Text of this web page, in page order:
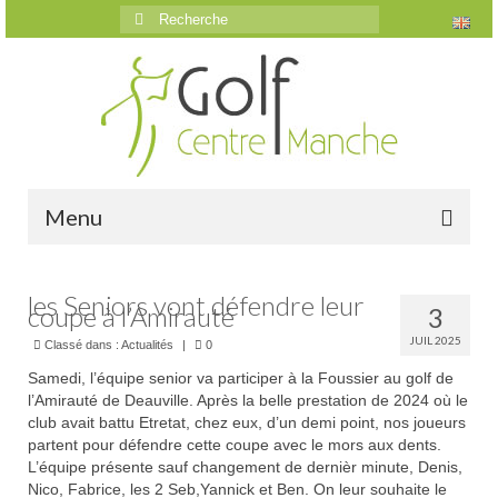
Rechercher
:
Menu
Le golf
Présentation
Parcours
Vidéos trou par trou
3
JUIL 2025
les Seniors vont défendre leur
coupe à l’Amirauté
Classé dans : Actualités | 0
Samedi, l’équipe senior va participer à la Foussier au golf de
l’Amirauté de Deauville. Après la belle prestation de 2024 où le
club avait battu Etretat, chez eux, d’un demi point, nos joueurs
partent pour défendre cette coupe avec le mors aux dents.
L’équipe présente sauf changement de dernièr minute, Denis,
Nico, Fabrice, les 2 Seb,Yannick et Ben. On leur souhaite le